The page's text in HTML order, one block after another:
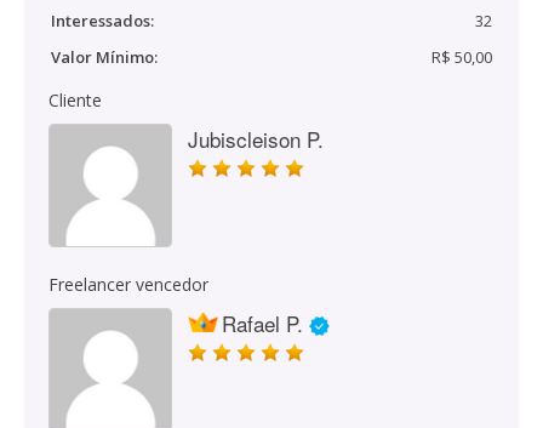
Interessados:
32
Valor Mínimo:
R$ 50,00
Cliente
Jubiscleison P.
Freelancer vencedor
Rafael P.